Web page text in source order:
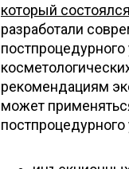
который
разработали
рекомендациям
может